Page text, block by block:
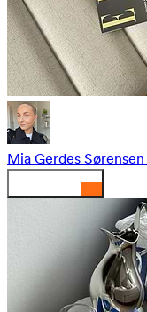
Mia Gerdes Sørensen